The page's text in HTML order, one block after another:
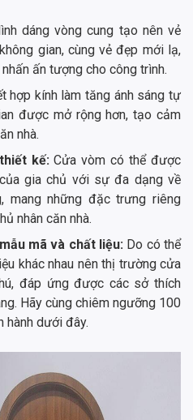
dáng vòng cung tạo nên vẻ
gian, cùng vẻ đẹp mới lạ,
ấn tượng cho công trình.
hợp kính làm tăng ánh sáng tự
được mở rộng hơn, tạo cảm
nhà.
kế: Cửa vòm có thể được
gia chủ với sự đa dạng về
mang những đặc trưng riêng
nhân căn nhà.
mã và chất liệu: Do có thể
khác nhau nên thị trường cửa
đáp ứng được các sở thích
Hãy cùng chiêm ngưỡng 100
hành dưới đây.